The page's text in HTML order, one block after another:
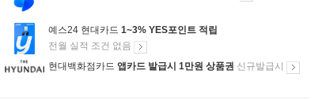
예스24 현대카드 1~3% YES포인트 적립
전월 실적 조건 없음
현대백화점카드 앱카드 발급시 1만원 상품권 신규발급시